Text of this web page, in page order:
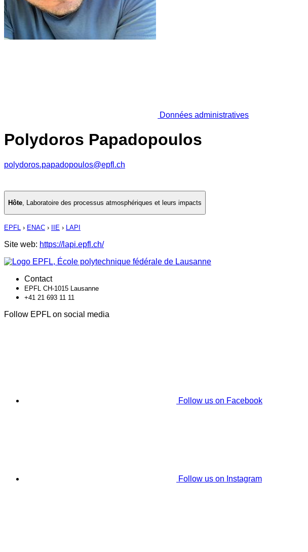
Données administratives
Polydoros Papadopoulos
polydoros.papadopoulos@epfl.ch
Hôte, Laboratoire des processus atmosphériques et leurs impacts
EPFL › ENAC › IIE › LAPI
Site web: https://lapi.epfl.ch/
Contact
EPFL CH-1015 Lausanne
+41 21 693 11 11
Follow EPFL on social media
Follow us on Facebook
Follow us on Instagram